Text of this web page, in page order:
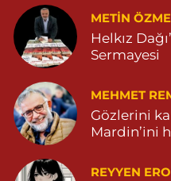
METIN
Helkız
Sermayesi
MEHMET
Gözlerini
Mardin’ini
REYYEN